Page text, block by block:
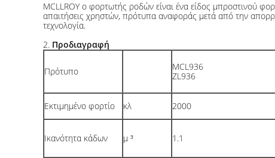
MCLLROY ο φορτωτής ροδών είναι ένα είδος μπροστινού
απαιτήσεις χρηστών, πρότυπα αναφοράς μετά από την
τεχνολογία.
2. Προδιαγραφή
Πρότυπο
MCL936
ZL936
Εκτιμημένο φορτίο κλ 2000
Ικανότητα κάδων μ ³ 1.1